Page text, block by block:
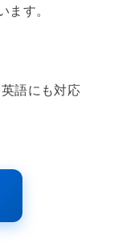
ます。
語にも対応